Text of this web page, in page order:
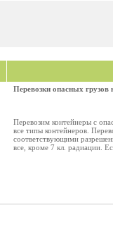
Перевозки опасных
Перевозим контейнеры с
все типы контейнеров.
соответствующими
все, кроме 7 кл. радиации.